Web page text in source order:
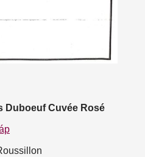
Duboeuf Cuvée Rosé